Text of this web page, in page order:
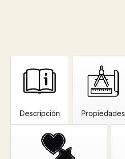
Descripción Propiedades